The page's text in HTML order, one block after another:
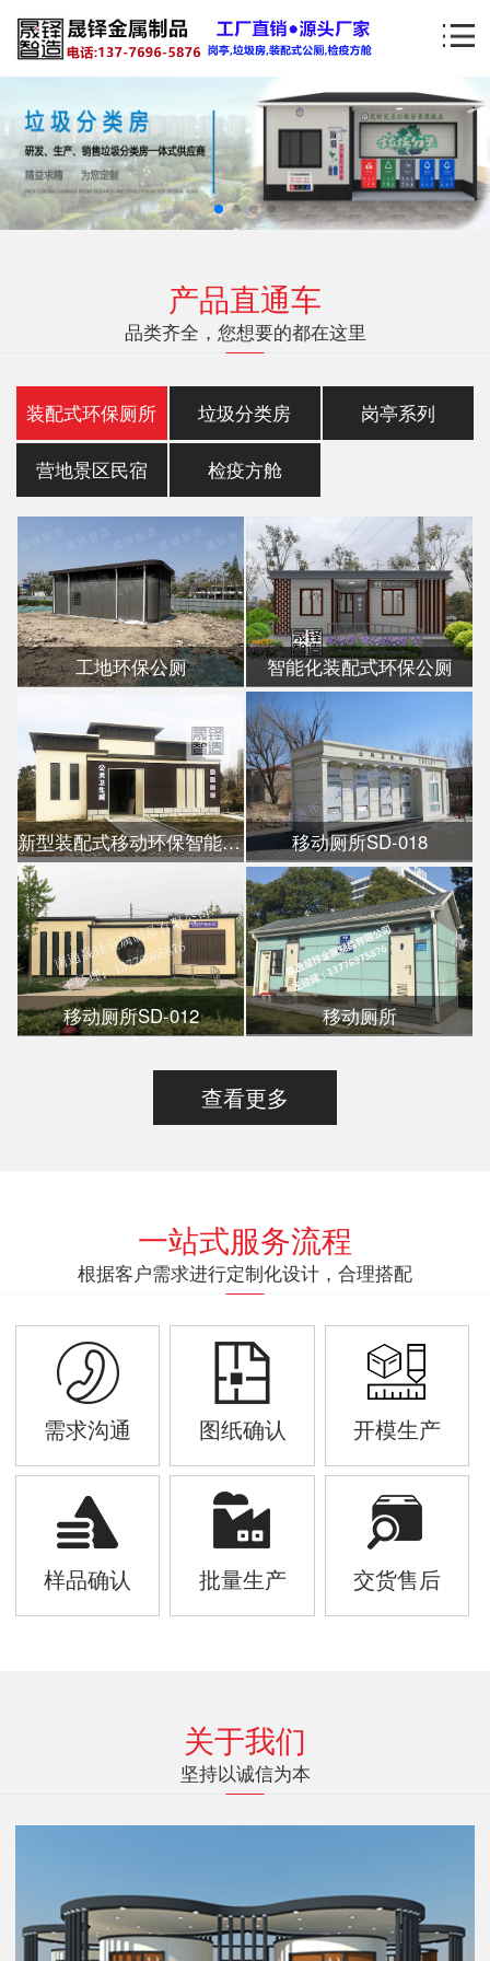
产品直通车
品类齐全，您想要的都在这里
装配式环保厕所 垃圾分类房 岗亭系列
营地景区民宿 检疫方舱
工地环保公厕 智能化装配式环保公厕
新型装配式移动环保智能公厕 移动厕所SD-018
移动厕所SD-012 移动厕所
查看更多
一站式服务流程
根据客户需求进行定制化设计，合理搭配
需求沟通 图纸确认 开模生产
样品确认 批量生产 交货售后
关于我们
坚持以诚信为本